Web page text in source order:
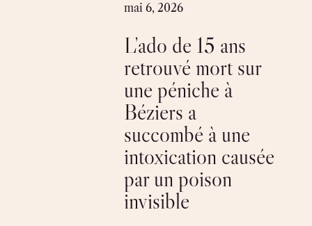
mai 6, 2026
L’ado de 15 ans
retrouvé mort sur
une péniche à
Béziers a
succombé à une
intoxication causée
par un poison
invisible